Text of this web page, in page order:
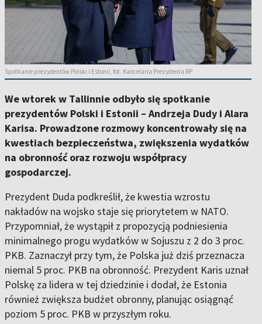
Spotkanie prezydentów Polski i Estonii, fot. Kancelaria Prezydenta RP
We wtorek w Tallinnie odbyło się spotkanie
prezydentów Polski i Estonii – Andrzeja Dudy i Alara
Karisa. Prowadzone rozmowy koncentrowały się na
kwestiach bezpieczeństwa, zwiększenia wydatków
na obronność oraz rozwoju współpracy
gospodarczej.
Prezydent Duda podkreślił, że kwestia wzrostu
nakładów na wojsko staje się priorytetem w NATO.
Przypomniał, że wystąpił z propozycją podniesienia
minimalnego progu wydatków w Sojuszu z 2 do 3 proc.
PKB. Zaznaczył przy tym, że Polska już dziś przeznacza
niemal 5 proc. PKB na obronność. Prezydent Karis uznał
Polskę za lidera w tej dziedzinie i dodał, że Estonia
również zwiększa budżet obronny, planując osiągnąć
poziom 5 proc. PKB w przyszłym roku.